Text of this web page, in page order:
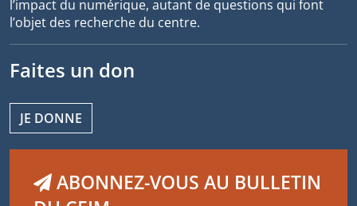
l’impact du numérique, autant de questions qui font
l’objet des recherche du centre.
Faites un don
JE DONNE
ABONNEZ-VOUS AU BULLETIN